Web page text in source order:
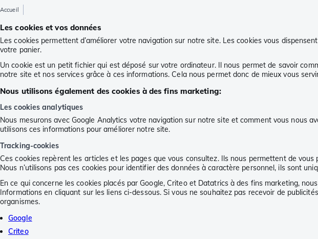
Accueil
Les cookies et vos données
Les cookies permettent d’améliorer votre navigation sur notre site. Les cookies vous
votre panier.
Un cookie est un petit fichier qui est déposé sur votre ordinateur. Il nous permet de savoir
notre site et nos services grâce à ces informations. Cela nous permet donc de mieux vous
Nous utilisons également des cookies à des fins marketing:
Les cookies analytiques
Nous mesurons avec Google Analytics votre navigation sur notre site et comment vous nous
utilisons ces informations pour améliorer notre site.
Tracking-cookies
Ces cookies repèrent les articles et les pages que vous consultez. Ils nous permettent de
Nous n’utilisons pas ces cookies pour identifier des données à caractère personnel, ils sont
En ce qui concerne les cookies placés par Google, Criteo et Datatrics à des fins marketing,
Informations en cliquant sur les liens ci-dessous. Si vous ne souhaitez pas recevoir de
organismes.
Google
Criteo